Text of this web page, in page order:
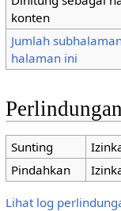
konten
Jumlah
halaman ini
Sunting
Pindahkan
Lihat log